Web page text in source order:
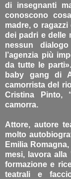
di insegnanti
conoscono
madre, o
dei padri e delle
nessun
l’agenzia più
da tutte le
baby gang di
camorrista del
Cristina Pinto,
camorra.
Attore, autore
molto
Emilia
mesi, lavora
formazione e
teatrali e